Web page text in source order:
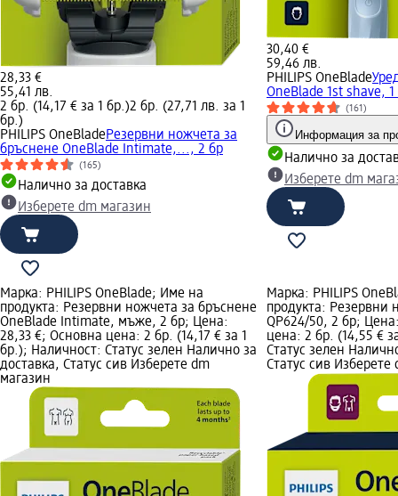
28,33 €
55,41 лв.
2 бр. (14,17 € за 1 бр.)2 бр. (27,71 лв. за 1
бр.)
PHILIPS OneBladeРезервни ножчета за
бръснене OneBlade Intimate,..., 2 бр
(165)
Налично за доставка
Изберете dm магазин
30,40 €
59,46 лв.
PHILIPS OneBlade
OneBlade 1st shave, 1
(161)
Информация за
Налично за
Изберете dm
Марка: PHILIPS OneBlade; Име на
продукта: Резервни ножчета за бръснене
OneBlade Intimate, мъже, 2 бр; Цена:
28,33 €; Основна цена: 2 бр. (14,17 € за 1
бр.); Наличност: Статус зелен Налично за
доставка, Статус сив Изберете dm
магазин
Марка: PHILIPS
продукта: Резервни
QP624/50, 2 бр;
цена: 2 бр. (14,55 €
Статус зелен
Статус сив Изберете